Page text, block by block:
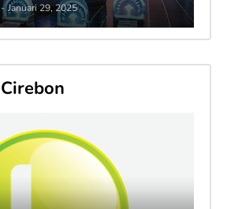
- Januari 29, 2025